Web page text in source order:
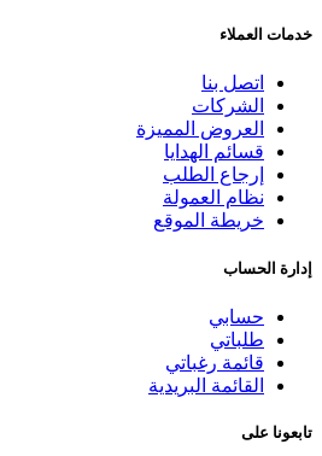
خدمات العملاء
اتصل بنا
الشركات
العروض المميزة
قسائم الهدايا
إرجاع الطلب
نظام العمولة
خريطة الموقع
إدارة الحساب
حسابي
طلباتي
قائمة رغباتي
القائمة البريدية
تابعونا على